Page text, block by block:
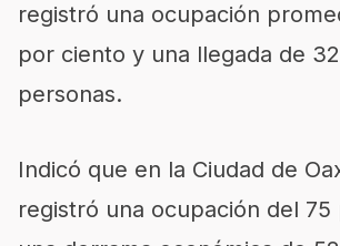
registró una ocupación
por ciento y una llegada de
personas.
Indicó que en la Ciudad de
registró una ocupación del